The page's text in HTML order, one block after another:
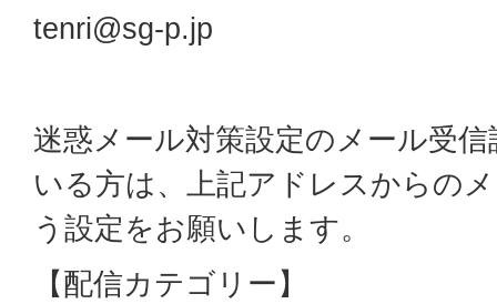
tenri@sg-p.jp
迷惑メール対策設定のメール受
いる方は、上記アドレスからの
う設定をお願いします。
【配信カテゴリー】